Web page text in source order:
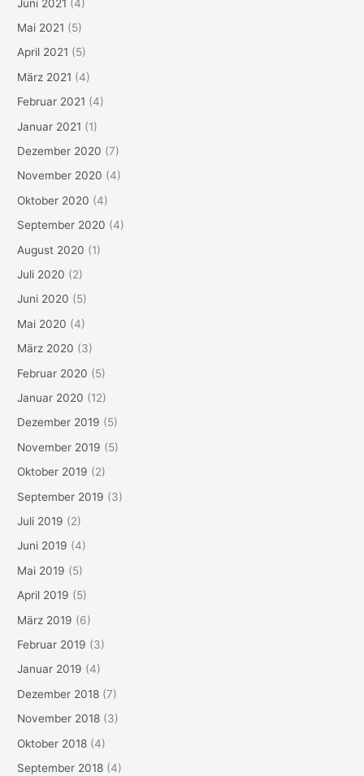
Juni 2021 (4)
Mai 2021 (5)
April 2021 (5)
März 2021 (4)
Februar 2021 (4)
Januar 2021 (1)
Dezember 2020 (7)
November 2020 (4)
Oktober 2020 (4)
September 2020 (4)
August 2020 (1)
Juli 2020 (2)
Juni 2020 (5)
Mai 2020 (4)
März 2020 (3)
Februar 2020 (5)
Januar 2020 (12)
Dezember 2019 (5)
November 2019 (5)
Oktober 2019 (2)
September 2019 (3)
Juli 2019 (2)
Juni 2019 (4)
Mai 2019 (5)
April 2019 (5)
März 2019 (6)
Februar 2019 (3)
Januar 2019 (4)
Dezember 2018 (7)
November 2018 (3)
Oktober 2018 (4)
September 2018 (4)